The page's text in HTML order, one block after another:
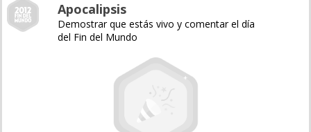
Apocalipsis
Demostrar que estás vivo y comentar el día
del Fin del Mundo